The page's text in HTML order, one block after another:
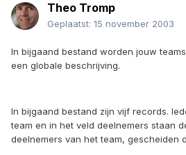
Theo Tromp
Geplaatst: 15 november 2003
In bijgaand bestand worden jouw
een globale beschrijving.
In bijgaand bestand zijn vijf records.
team en in het veld deelnemers staan
deelnemers van het team, gescheiden